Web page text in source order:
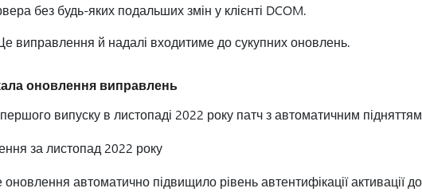
без будь-яких подальших змін у клієнті DCOM.
виправлення й надалі входитиме до сукупних оновлень.
оновлення виправлень
випуску в листопаді 2022 року патч з автоматичним
за листопад 2022 року
автоматично підвищило рівень автентифікації активації до